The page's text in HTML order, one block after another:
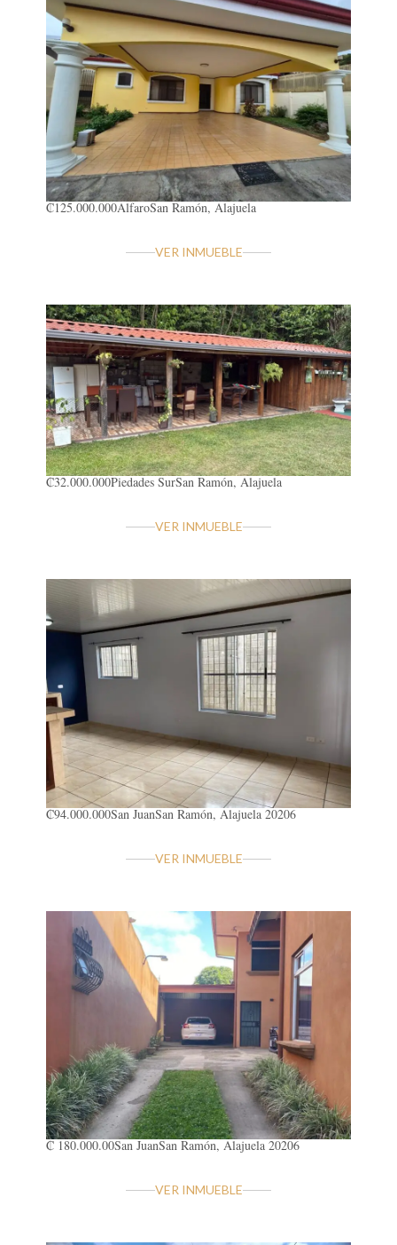
₡125.000.000AlfaroSan Ramón, Alajuela
VER INMUEBLE
₡32.000.000Piedades SurSan Ramón, Alajuela
VER INMUEBLE
₡94.000.000San JuanSan Ramón, Alajuela 20206
VER INMUEBLE
₡ 180.000.00San JuanSan Ramón, Alajuela 20206
VER INMUEBLE